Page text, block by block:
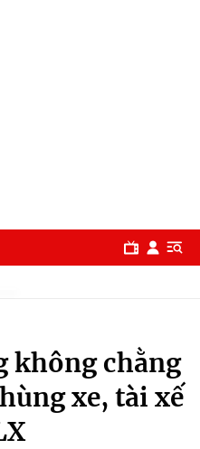
không chằng
xe, tài xế